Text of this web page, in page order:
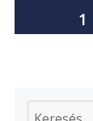
OLDAL1
Keresés